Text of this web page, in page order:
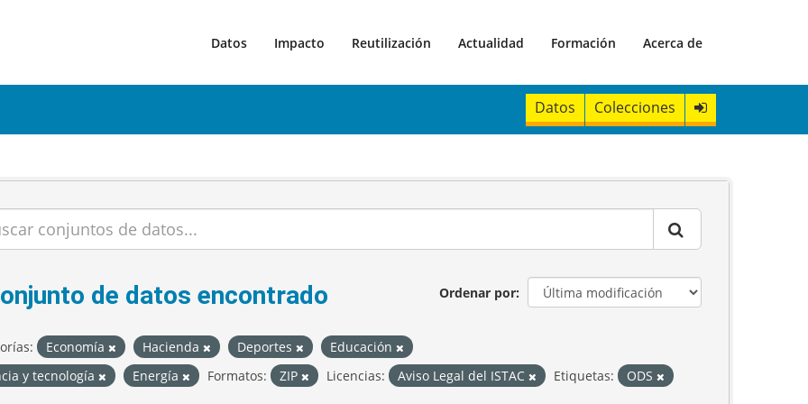
Datos Impacto Reutilización Actualidad Formación Acerca de
Datos Colecciones
Ordenar por
de datos encontrado
Economía Hacienda Deportes
Educación
y tecnología
Energía Formatos: ZIP Licencias: Aviso Legal del ISTAC Etiquetas: ODS